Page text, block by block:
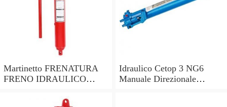
Martinetto FRENATURA
FRENO IDRAULICO
lunghezza pistone 285mm
Idraulico Cetop 3 NG6
Manuale Direzionale